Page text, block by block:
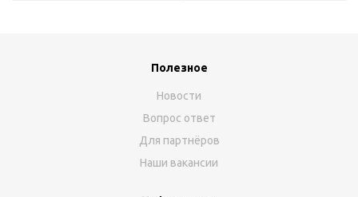
Полезное
Новости
Вопрос ответ
Для партнёров
Наши вакансии